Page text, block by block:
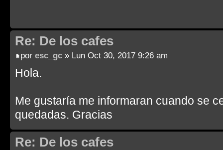
Re: De los cafes
por esc_gc » Lun Oct 30, 2017 9:26 am
Hola.
Me gustaría me informaran cuando se
quedadas. Gracias
Re: De los cafes